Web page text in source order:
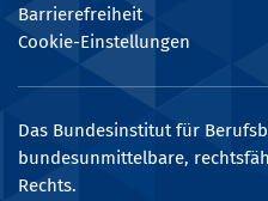
Barrierefreiheit
Cookie-Einstellungen
Das Bundesinstitut für
bundesunmittelbare,
Rechts.